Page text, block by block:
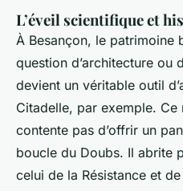
L’éveil scientifique et
À Besançon, le patrimoine
question d’architecture ou
devient un véritable outil
Citadelle, par exemple. Ce
contente pas d’offrir un
boucle du Doubs. Il abrite
celui de la Résistance et